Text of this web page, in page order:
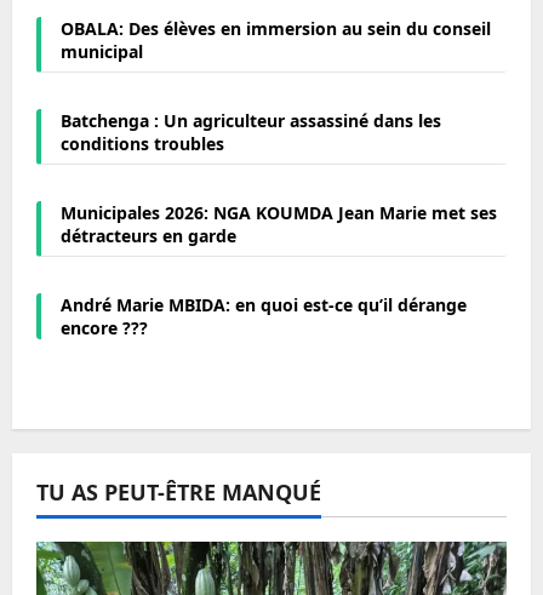
OBALA: Des élèves en immersion au sein du conseil
municipal
Batchenga : Un agriculteur assassiné dans les
conditions troubles
Municipales 2026: NGA KOUMDA Jean Marie met ses
détracteurs en garde
André Marie MBIDA: en quoi est-ce qu’il dérange
encore ???
TU AS PEUT-ÊTRE MANQUÉ